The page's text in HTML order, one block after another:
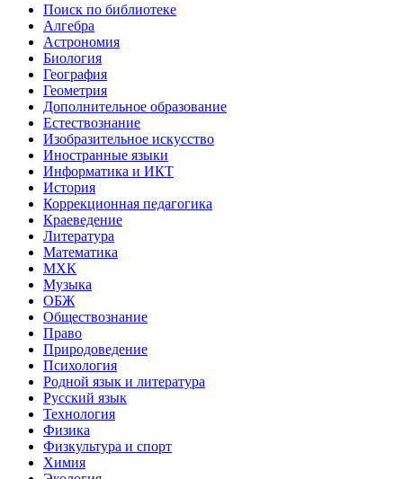
Поиск по библиотеке
Алгебра
Астрономия
Биология
География
Геометрия
Дополнительное образование
Естествознание
Изобразительное искусство
Иностранные языки
Информатика и ИКТ
История
Коррекционная педагогика
Краеведение
Литература
Математика
МХК
Музыка
ОБЖ
Обществознание
Право
Природоведение
Психология
Родной язык и литература
Русский язык
Технология
Физика
Физкультура и спорт
Химия